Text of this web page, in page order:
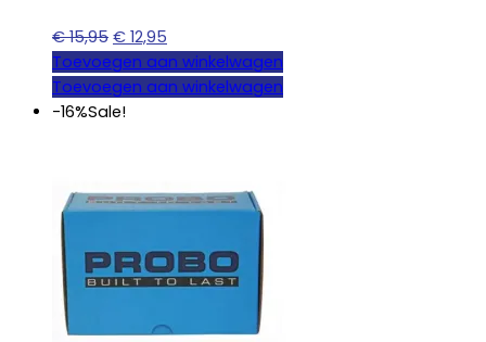
€15,95 Oorspronkelijke
prijs
was:
€ 15,95.
€ 12,95
prijs
is:
Toevoegen aan winkelwagen
Toevoegen aan winkelwagen
-16%Sale!